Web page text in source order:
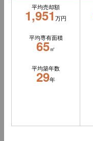
平均売却額
1,951万円
平均専有面積
65㎡
平均築年数
29年